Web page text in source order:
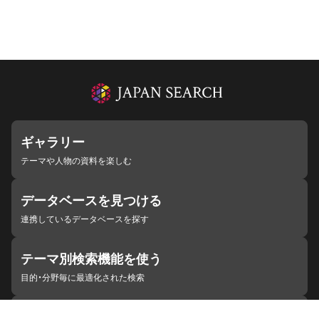
ギャラリー
テーマや人物の資料を楽しむ
データベースを見つける
連携しているデータベースを探す
テーマ別検索機能を使う
目的・分野毎に最適化された検索